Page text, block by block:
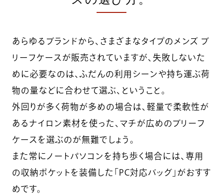
あらゆるブランドから、さまざまなタイプのメンズ ブ
リーフケースが販売されていますが、失敗しないた
めに必要なのは、ふだんの利用シーンや持ち運ぶ荷
物の量などに合わせて選ぶ、ということ。
外回りが多く荷物が多めの場合は、軽量で柔軟性が
あるナイロン素材を使った、マチが広めのブリーフ
ケースを選ぶのが無難でしょう。
また常にノートパソコンを持ち歩く場合には、専用
の収納ポケットを装備した「PC対応バッグ」がおすす
めです。